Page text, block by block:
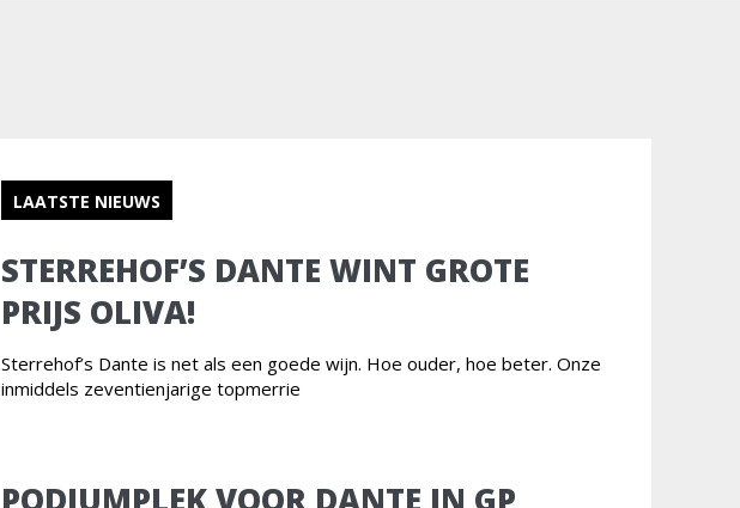
LAATSTE NIEUWS
STERREHOF’S DANTE WINT GROTE
PRIJS OLIVA!
Sterrehof’s Dante is net als een goede wijn. Hoe ouder, hoe beter. Onze
inmiddels zeventienjarige topmerrie
PODIUMPLEK VOOR DANTE IN GP